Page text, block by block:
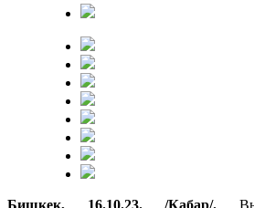
Бишкек, 16.10.23. /Кабар/.